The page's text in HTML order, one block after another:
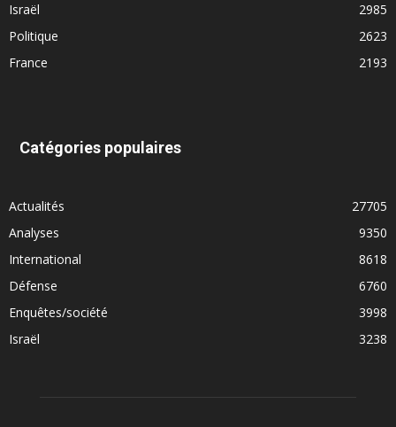
Israël
2985
Politique
2623
France
2193
Catégories populaires
Actualités
27705
Analyses
9350
International
8618
Défense
6760
Enquêtes/société
3998
Israël
3238